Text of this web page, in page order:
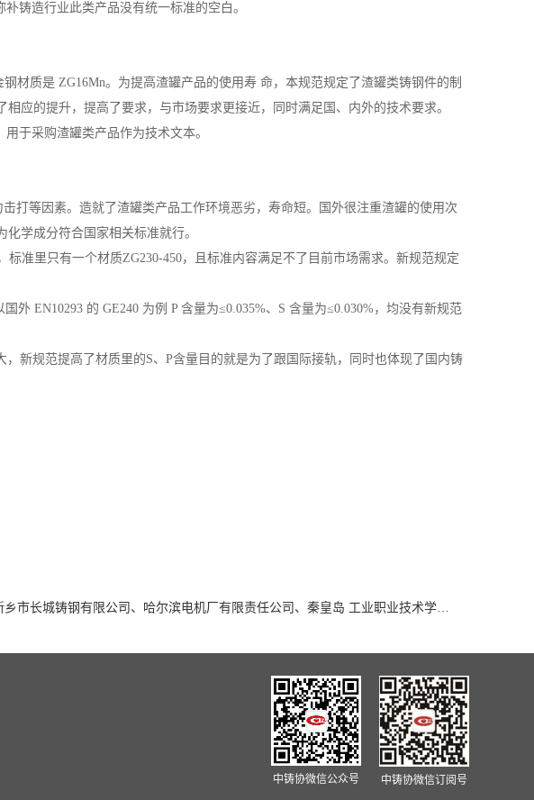
铸造行业此类产品没有统一标准的空白。
材质是 ZG16Mn。为提高渣罐产品的使用寿 命，本规范规定了渣罐类铸钢件的制
应的提升，提高了要求，与市场要求更接近，同时满足国、内外的技术要求。
于采购渣罐类产品作为技术文本。
打等因素。造就了渣罐类产品工作环境恶劣，寿命短。国外很注重渣罐的使用次
学成分符合国家相关标准就行。
准里只有一个材质ZG230-450，且标准内容满足不了目前市场需求。新规范规定
外 EN10293 的 GE240 为例 P 含量为≤0.035%、S 含量为≤0.030%，均没有新规范
新规范提高了材质里的S、P含量目的就是为了跟国际接轨，同时也体现了国内铸
起草单位：新乡市长城铸钢有限公司、哈尔滨电机厂有限责任公司、秦皇岛 工业职业技术学院、中车戚墅堰机车车辆工艺研究所有限公司、北京科技大学、南京汽轮 电机(集团)有限责任公司、湖北工业大学、第七二五研究所洛阳双端特种装备有限公司、 广东省韶铸集团有限公司、中车永济电机有限公司、杭州汽轮铸锻股份有限公司、四川省 金镭重工有限公司、江苏万恒新材料科技有限公司、德阳广大东汽新材料有限公司、济南 铸信机械有限公司、共享铸钢有限公司共享铸钢有限公司、洛阳市兴荣工业有限公司、洛 阳洛北重工机械有限公司、信阳同合车轮有限公司、天瑞集团铸造有限公司、飞龙汽车部 件股份有限公司等
中铸协微信公众号 中铸协微信订阅号